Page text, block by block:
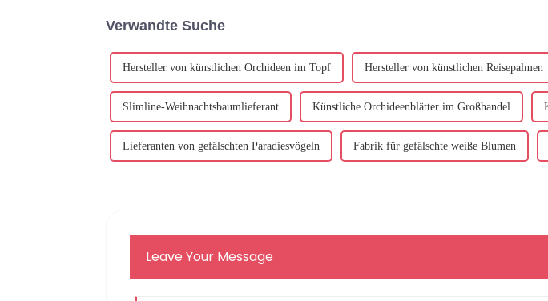
Verwandte Suche
Hersteller von künstlichen Orchideen im Topf Hersteller von künstlichen Reisepalmen
Slimline-Weihnachtsbaumlieferant Künstliche Orchideenblätter im Großhandel
Lieferanten von gefälschten Paradiesvögeln Fabrik für gefälschte weiße Blumen
Leave Your Message